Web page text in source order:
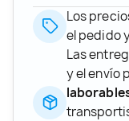
Los
el pedido
Las
y el envío